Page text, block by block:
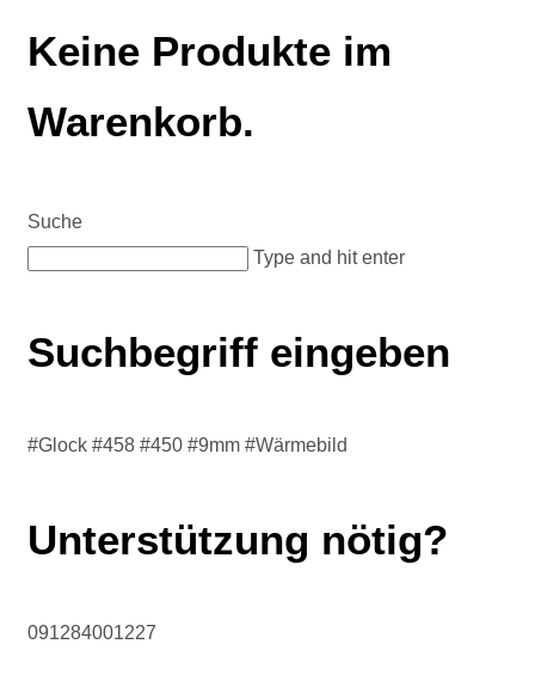
Keine Produkte im
Warenkorb.
Suche
Type and hit enter
Suchbegriff eingeben
#Glock #458 #450 #9mm #Wärmebild
Unterstützung nötig?
091284001227